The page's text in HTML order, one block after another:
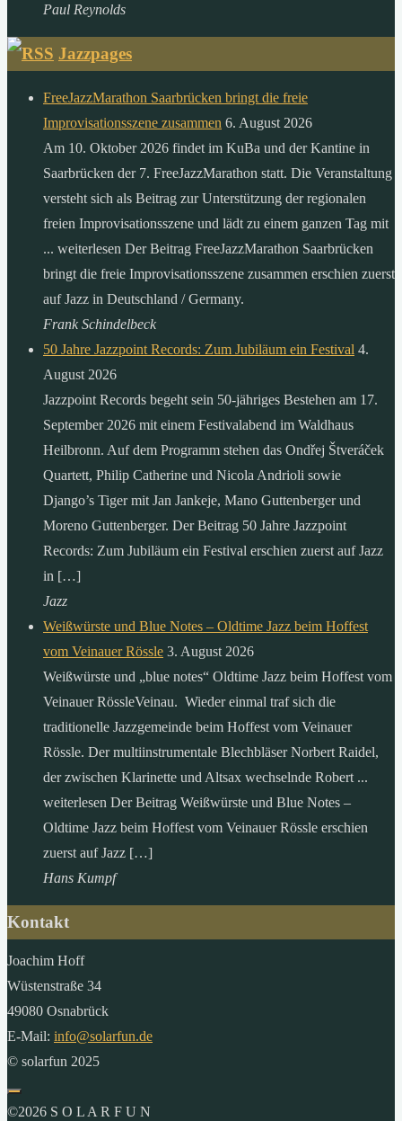
Paul Reynolds
Jazzpages
FreeJazzMarathon Saarbrücken bringt die freie
Improvisationsszene zusammen 6. August 2026
Am 10. Oktober 2026 findet im KuBa und der Kantine in
Saarbrücken der 7. FreeJazzMarathon statt. Die Veranstaltung
versteht sich als Beitrag zur Unterstützung der regionalen
freien Improvisationsszene und lädt zu einem ganzen Tag mit
... weiterlesen Der Beitrag FreeJazzMarathon Saarbrücken
bringt die freie Improvisationsszene zusammen erschien zuerst
auf Jazz in Deutschland / Germany.
Frank Schindelbeck
50 Jahre Jazzpoint Records: Zum Jubiläum ein Festival 4.
August 2026
Jazzpoint Records begeht sein 50-jähriges Bestehen am 17.
September 2026 mit einem Festivalabend im Waldhaus
Heilbronn. Auf dem Programm stehen das Ondřej Štveráček
Quartett, Philip Catherine und Nicola Andrioli sowie
Django’s Tiger mit Jan Jankeje, Mano Guttenberger und
Moreno Guttenberger. Der Beitrag 50 Jahre Jazzpoint
Records: Zum Jubiläum ein Festival erschien zuerst auf Jazz
in […]
Jazz
Weißwürste und Blue Notes – Oldtime Jazz beim Hoffest
vom Veinauer Rössle 3. August 2026
Weißwürste und „blue notes“ Oldtime Jazz beim Hoffest vom
Veinauer RössleVeinau. Wieder einmal traf sich die
traditionelle Jazzgemeinde beim Hoffest vom Veinauer
Rössle. Der multiinstrumentale Blechbläser Norbert Raidel,
der zwischen Klarinette und Altsax wechselnde Robert ...
weiterlesen Der Beitrag Weißwürste und Blue Notes –
Oldtime Jazz beim Hoffest vom Veinauer Rössle erschien
zuerst auf Jazz […]
Hans Kumpf
Kontakt
Joachim Hoff
Wüstenstraße 34
49080 Osnabrück
E-Mail: info@solarfun.de
© solarfun 2025
©2026 S O L A R F U N